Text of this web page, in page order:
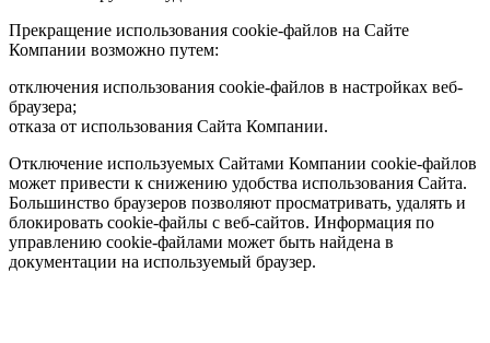
Прекращение использования cookie-файлов на Сайте
Компании возможно путем:
отключения использования cookie-файлов в настройках веб-
браузера;
отказа от использования Сайта Компании.
Отключение используемых Сайтами Компании cookie-файлов
может привести к снижению удобства использования Сайта.
Большинство браузеров позволяют просматривать, удалять и
блокировать cookie-файлы c веб-сайтов. Информация по
управлению cookie-файлами может быть найдена в
документации на используемый браузер.